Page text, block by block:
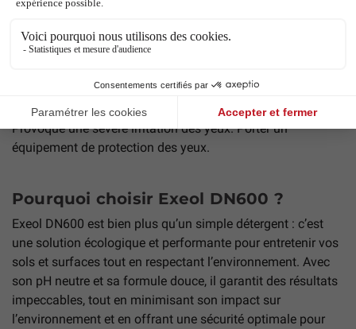
Un dosage précis et le respect des températures
réduire la consommation d’eau et d’énergie, et de limiter la
Provoque une sévère irritation des yeux. Porter un
équipement de protection des yeux.
Pourquoi choisir Exeol DN600 ?
Exeol DN600 est bien plus qu’un simple détergent : c’est
une solution écologique et performante pour entretenir vos
sols et surfaces tout en respectant l’environnement. Avec
son pH neutre et sa formule douce, il garantit des résultats
impeccables, tout en minimisant son impact sur
l’environnement et en offrant une sécurité optimale pour